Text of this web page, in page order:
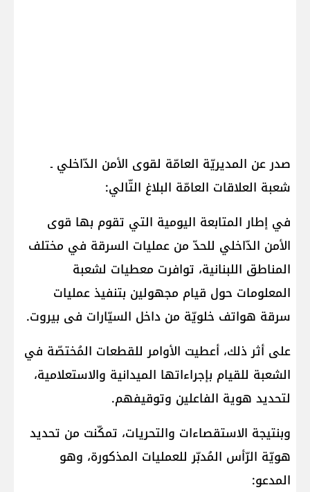
صدر عن المديريّة العامّة لقوى الأمن الدّاخلي ـ
شعبة العلاقات العامّة البلاغ التّالي:
في إطار المتابعة اليومية التي تقوم بها قوى
الأمن الدّاخلي للحدّ من عمليات السرقة في مختلف
المناطق اللبنانية، توافرت معطيات لشعبة
المعلومات حول قيام مجهولين بتنفيذ عمليات
سرقة هواتف خلويّة من داخل السيّارات فى بيروت.
على أثر ذلك، أعطيت الأوامر للقطعات المُختصّة في
الشعبة للقيام بإجراءاتها الميدانية والاستعلامية،
لتحديد هوية الفاعلين وتوقيفهم.
وبنتيجة الاستقصاءات والتحريات، تمكّنت من تحديد
هويّة الرّأس المُدبّر للعمليات المذكورة، وهو
المدعو: